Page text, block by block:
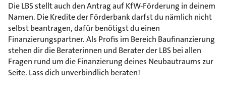
Die LBS stellt auch den Antrag auf KfW-Förderung in deinem
Namen. Die Kredite der Förderbank darfst du nämlich nicht
selbst beantragen, dafür benötigst du einen
Finanzierungspartner. Als Profis im Bereich Baufinanzierung
stehen dir die Beraterinnen und Berater der LBS bei allen
Fragen rund um die Finanzierung deines Neubautraums zur
Seite. Lass dich unverbindlich beraten!